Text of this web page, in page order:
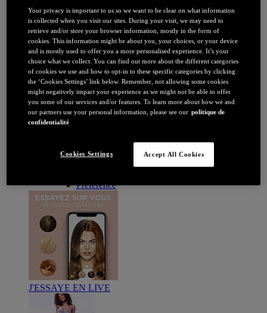
Brune / Noire
Rousse / Auburn
Eclaircissant
Tie & dye et balayage
Retouche racines
Flashy
Par durée
Permanente
Temporaire
Coloration : Par gamme
Age Perfect
Coloration Homme
Cool Silver
Préférence
J'ESSAYE EN LIVE
Your privacy is important to us so we want to be clear on what information
is collected when you visit our sites. During your visit, we may need to
retrieve and/or store your browser information, mostly in the form of
cookies. This information might be about you, your choices, or your device
and is mostly used to offer you a more personalised experience. It’s your
choice what we collect. You can find out more about the different categories
of cookies we use and how to opt-in to these specific categories by clicking
the ‘Cookies Settings’ link below. Remember, not allowing some cookies
might negatively impact your experience as we might not be able to offer
you some of our services and/or features. To learn more about how we and
our partners use your personal information, please see our politique de
confidentialité
Cookies Settings Accept All Cookies